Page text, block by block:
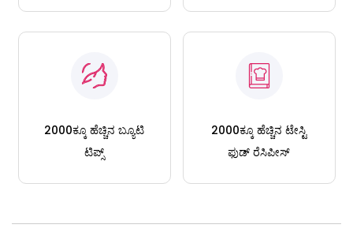
2000ಕ್ಕೂ ಹೆಚ್ಚಿನ ಬ್ಯೂಟಿ
ಟಿಪ್ಸ್
2000ಕ್ಕೂ ಹೆಚ್ಚಿನ ಟೇಸ್ಟಿ
ಫುಡ್ ರೆಸಿಪೀಸ್